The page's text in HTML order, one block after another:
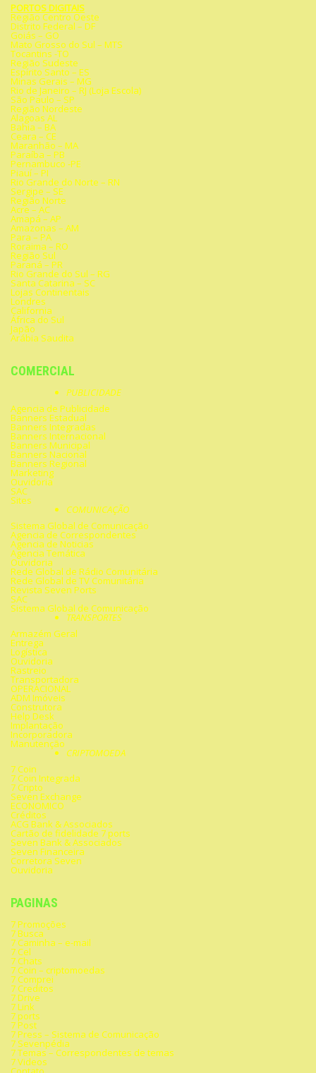
PORTOS DIGITAIS
Região Centro Oeste
Distrito Federal – DF
Goiás – GO
Mato Grosso do Sul – MTS
Tocantins -TO
Região Sudeste
Espírito Santo – ES
Minas Gerais – MG
Rio de Janeiro – RJ (Loja Escola)
São Paulo – SP
Região Nordeste
Alagoas AL
Bahia – BA
Ceara – CE
Maranhão – MA
Paraíba – PB
Pernambuco -PE
Piauí – PI
Rio Grande do Norte – RN
Sergipe – SE
Região Norte
Acre – AC
Amapá – AP
Amazonas – AM
Para – PA
Roraima – RO
Região Sul
Paraná – PR
Rio Grande do Sul – RG
Santa Catarina – SC
Lojas Continentais
Londres
California
África do Sul
Japão
Arábia Saudita
COMERCIAL
PUBLICIDADE
Agencia de Publicidade
Banners Estadual
Banners Integradas
Banners Internacional
Banners Municipal
Banners Nacional
Banners Regional
Marketing
Ouvidoria
SAC
Sites
COMUNICAÇÃO
Sistema Global de Comunicação
Agencia de Correspondentes
Agencia de Noticias
Agencia Temática
Ouvidoria
Rede Global de Rádio Comunitária
Rede Global de TV Comunitária
Revista Seven Ports
SAC
Sistema Global de Comunicação
TRANSPORTES
Armazém Geral
Entrega
Logística
Ouvidoria
Rastreio
Transportadora
OPERACIONAL
ADM Imóveis
Construtora
Help Desk
Implantação
Incorporadora
Manutenção
CRIPTOMOEDA
7 Coin
7 Coin Integrada
7 Cripto
Seven Exchange
ECONOMICO
Créditos
ACG Bank & Associados
Cartão de fidelidade 7 ports
Seven Bank & Associados
Seven Financeira
Corretora Seven
Ouvidoria
PAGINAS
7 Promoções
7 Busca
7 Caminha – e-mail
7 Cel
7 Chats
7 Coin – criptomoedas
7 Comprei
7 Creditos
7 Drive
7 Link
7 ports
7 Post
7 Press – Sistema de Comunicação
7 Sevenpédia
7 Temas – Correspondentes de temas
7 Videos